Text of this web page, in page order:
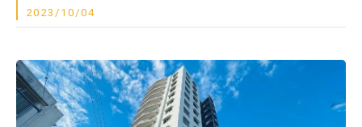
2023/10/04